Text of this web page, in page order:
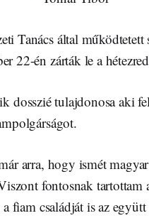
Tanács által
22-én zárták le a
dosszié tulajdonosa aki
arra, hogy ismét
fontosnak
fiam családját is az